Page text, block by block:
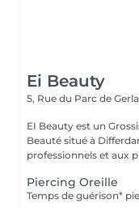
Ei Beauty
5, Rue du Parc de
EI Beauty est un
Beauté situé à Differdange au
professionnels et aux
Piercing Oreille